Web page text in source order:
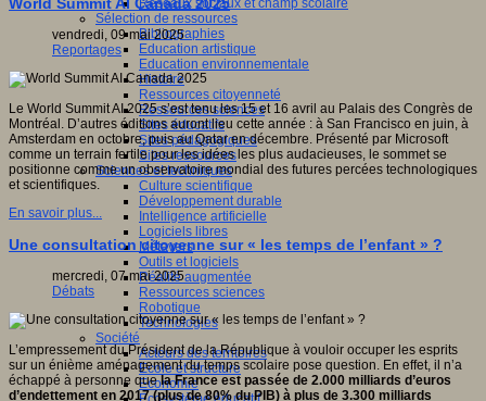
Réseaux sociaux et champ scolaire
Sélection de ressources
Bibliographies
Education artistique
Education environnementale
Histoire
Ressources citoyenneté
Ressources sciences
Sites éducatifs
Sites pédagogiques
Sites ressources
Sciences et techniques
Culture scientifique
Développement durable
Intelligence artificielle
Logiciels libres
Métavers
Outils et logiciels
Réalité augmentée
Ressources sciences
Robotique
Technologies
Société
Acteurs des territoires
Ecole et structure
Economie
vendredi, 09 mai 2025
Reportages
Le World Summit AI 2025 s’est tenu les 15 et 16 avril au Palais des Congrès de
Montréal. D’autres éditions auront lieu cette année : à San Francisco en juin, à
Amsterdam en octobre, puis au Qatar en décembre. Présenté par Microsoft
comme un terrain fertile pour les idées les plus audacieuses, le sommet se
positionne comme un observatoire mondial des futures percées technologiques
et scientifiques.
En savoir plus...
Une consultation citoyenne sur « les temps de l’enfant » ?
mercredi, 07 mai 2025
Débats
L’empressement du Président de la République à vouloir occuper les esprits
sur un énième aménagement du temps scolaire pose question. En effet, il n’a
échappé à personne quela France est passée de 2.000 milliards d’euros
d’endettement en 2017 (plus de 80% du PIB) à plus de 3.300 milliards